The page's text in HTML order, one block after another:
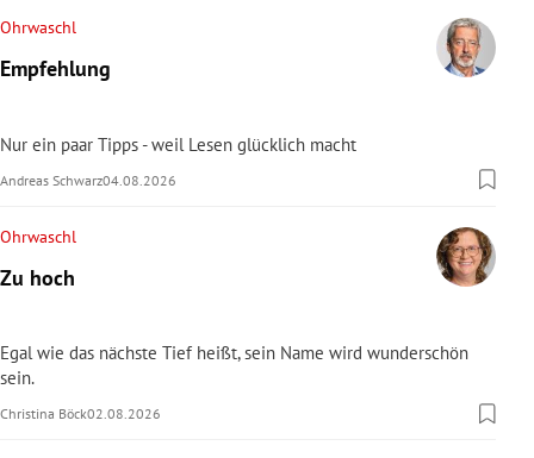
Ohrwaschl
Empfehlung
Nur ein paar Tipps - weil Lesen glücklich macht
Andreas Schwarz04.08.2026
Ohrwaschl
Zu hoch
Egal wie das nächste Tief heißt, sein Name wird wunderschön
sein.
Christina Böck02.08.2026